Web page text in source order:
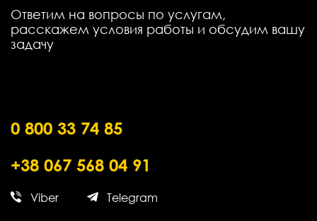
Ответим на вопросы по услугам,
расскажем условия работы и обсудим вашу
задачу
0 800 33 74 85
+38 067 568 04 91
Viber Telegram